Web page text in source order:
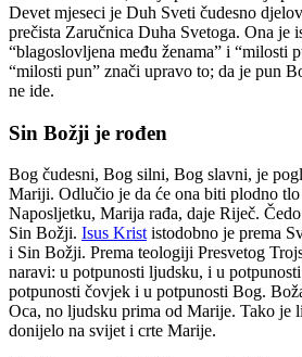
Devet mjeseci je Duh Sveti čudesno
prečista Zaručnica Duha Svetoga. Ona je
“blagoslovljena među ženama” i “milosti
“milosti pun” znači upravo to; da je pun
ne ide.
Sin Božji je rođen
Bog čudesni, Bog silni, Bog slavni, je
Mariji. Odlučio je da će ona biti plodno
Naposljetku, Marija rađa, daje Riječ.
Sin Božji. Isus Krististodobno je prema
i Sin Božji. Prema teologiji Presvetog
naravi: u potpunosti ljudsku, i u
potpunosti čovjek i u potpunosti Bog.
Oca, no ljudsku prima od Marije. Tako je
donijelo na svijet i crte Marije.